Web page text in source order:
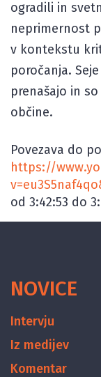
ogradili in
neprimernost
v kontekstu
poročanja.
prenašajo in
občine.
Povezava do
https://
od 3:42:53 do
NOVICE
Intervju
Iz medijev
Komentar